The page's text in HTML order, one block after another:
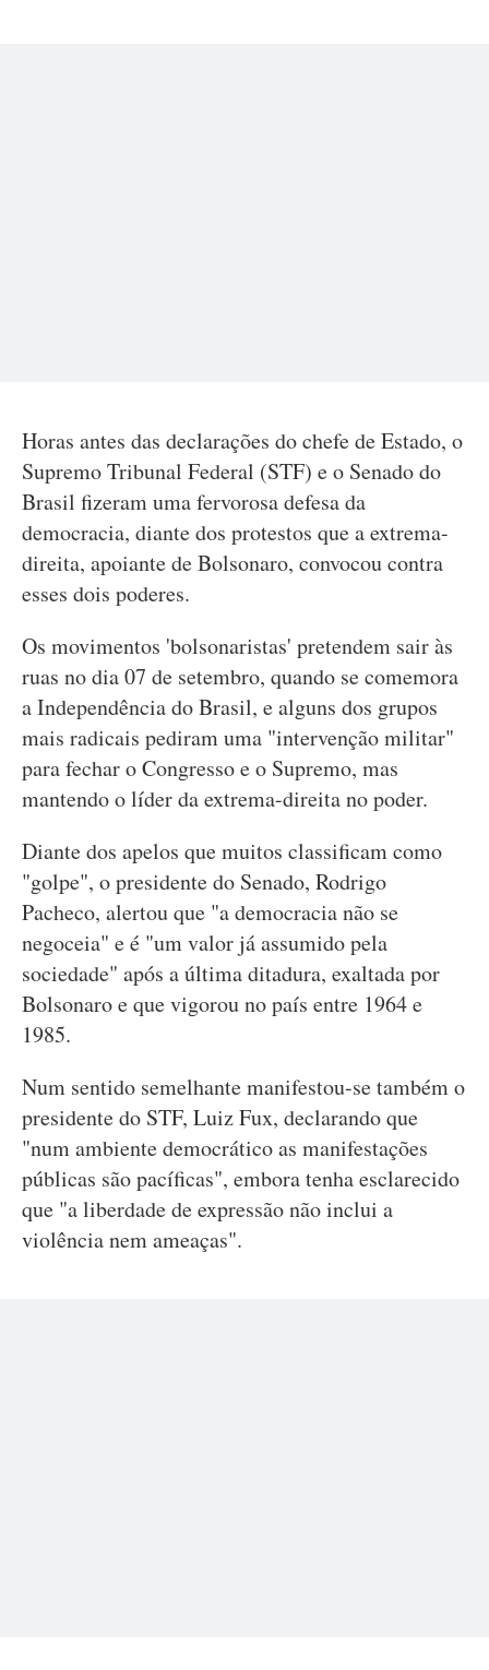
Horas antes das declarações do chefe de Estado, o
Supremo Tribunal Federal (STF) e o Senado do
Brasil fizeram uma fervorosa defesa da
democracia, diante dos protestos que a extrema-
direita, apoiante de Bolsonaro, convocou contra
esses dois poderes.
Os movimentos 'bolsonaristas' pretendem sair às
ruas no dia 07 de setembro, quando se comemora
a Independência do Brasil, e alguns dos grupos
mais radicais pediram uma "intervenção militar"
para fechar o Congresso e o Supremo, mas
mantendo o líder da extrema-direita no poder.
Diante dos apelos que muitos classificam como
"golpe", o presidente do Senado, Rodrigo
Pacheco, alertou que "a democracia não se
negoceia" e é "um valor já assumido pela
sociedade" após a última ditadura, exaltada por
Bolsonaro e que vigorou no país entre 1964 e
1985.
Num sentido semelhante manifestou-se também o
presidente do STF, Luiz Fux, declarando que
"num ambiente democrático as manifestações
públicas são pacíficas", embora tenha esclarecido
que "a liberdade de expressão não inclui a
violência nem ameaças".